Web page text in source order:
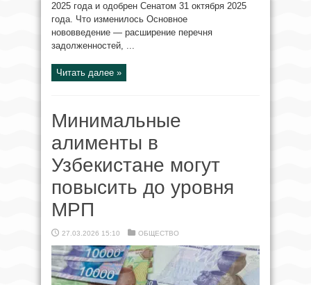
2025 года и одобрен Сенатом 31 октября 2025
года. Что изменилось Основное
нововведение — расширение перечня
задолженностей, ...
Читать далее »
Минимальные
алименты в
Узбекистане могут
повысить до уровня
МРП
27.03.2026 15:10 ОБЩЕСТВО